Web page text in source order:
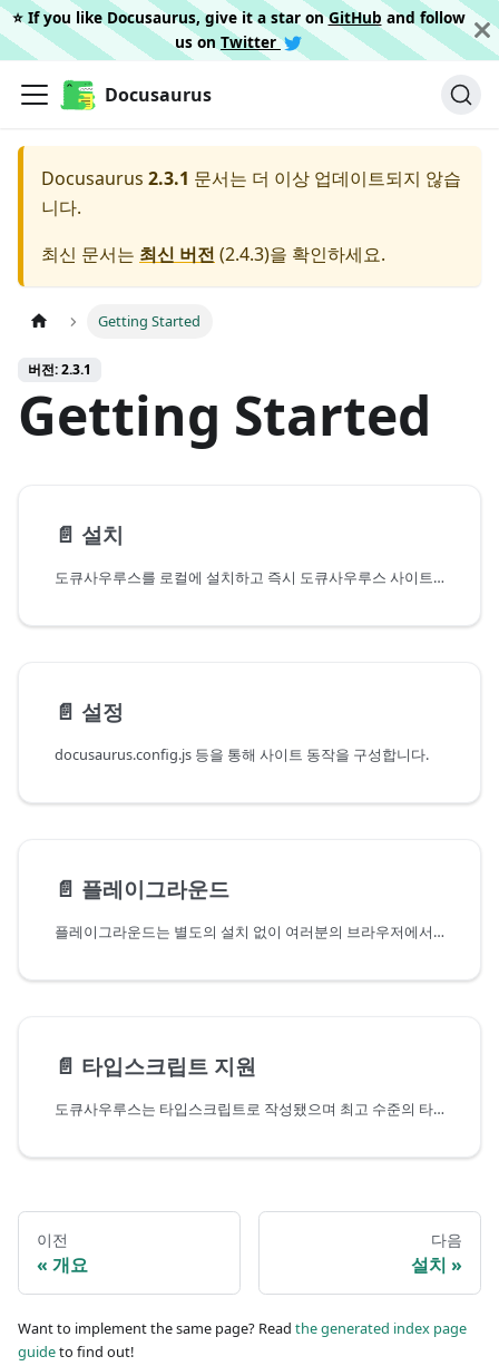
⭐️ If you like Docusaurus, give it a star onGitHub and follow
us on Twitter
Docusaurus
Docusaurus 2.3.1 문서는 더 이상 업데이트되지 않습
니다.
최신 문서는 최신 버전 (2.4.3)을 확인하세요.
Getting Started
버전: 2.3.1
Getting Started
📄️ 설치
도큐사우루스를 로컬에 설치하고 즉시 도큐사우루스 사이트를 시작하는 방법
📄️ 설정
docusaurus.config.js 등을 통해 사이트 동작을 구성합니다.
📄️ 플레이그라운드
플레이그라운드는 별도의 설치 없이 여러분의 브라우저에서 도큐사우루스를 직접 실행해볼 수 있습니다!
📄️ 타입스크립트 지원
도큐사우루스는 타입스크립트로 작성됐으며 최고 수준의 타입스크립트 지원을 제공합니다.
이전
개요
다음
설치
Want to implement the same page? Read the generated index page
guideto find out!